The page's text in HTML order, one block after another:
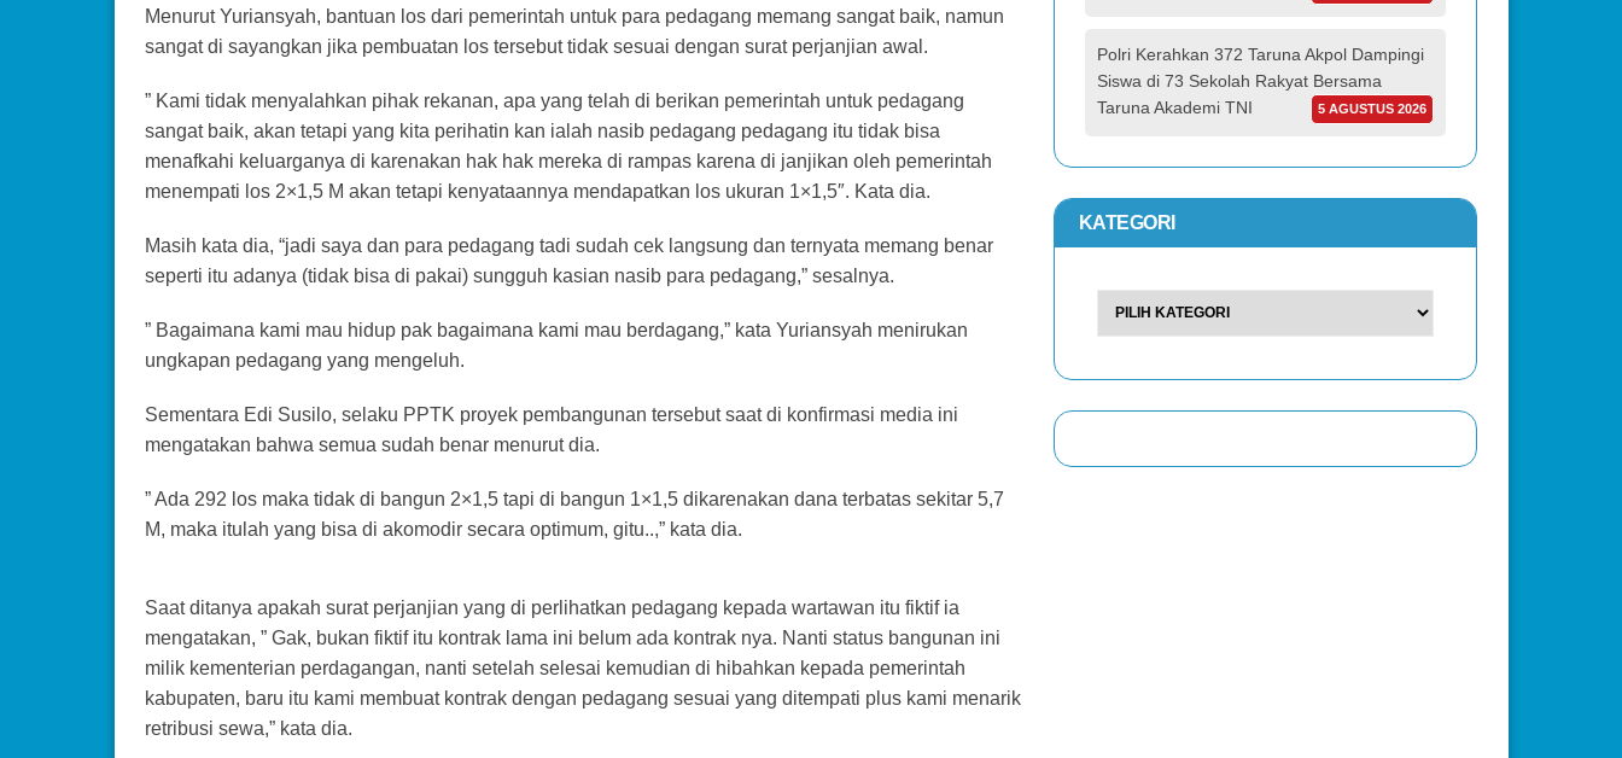
Menurut Yuriansyah, bantuan los dari pemerintah untuk para pedagang memang sangat baik, namun
sangat di sayangkan jika pembuatan los tersebut tidak sesuai dengan surat perjanjian awal.
” Kami tidak menyalahkan pihak rekanan, apa yang telah di berikan pemerintah untuk pedagang
sangat baik, akan tetapi yang kita perihatin kan ialah nasib pedagang pedagang itu tidak bisa
menafkahi keluarganya di karenakan hak hak mereka di rampas karena di janjikan oleh pemerintah
menempati los 2×1,5 M akan tetapi kenyataannya mendapatkan los ukuran 1×1,5″. Kata dia.
Masih kata dia, “jadi saya dan para pedagang tadi sudah cek langsung dan ternyata memang benar
seperti itu adanya (tidak bisa di pakai) sungguh kasian nasib para pedagang,” sesalnya.
” Bagaimana kami mau hidup pak bagaimana kami mau berdagang,” kata Yuriansyah menirukan
ungkapan pedagang yang mengeluh.
Sementara Edi Susilo, selaku PPTK proyek pembangunan tersebut saat di konfirmasi media ini
mengatakan bahwa semua sudah benar menurut dia.
” Ada 292 los maka tidak di bangun 2×1,5 tapi di bangun 1×1,5 dikarenakan dana terbatas sekitar 5,7
M, maka itulah yang bisa di akomodir secara optimum, gitu..,” kata dia.
Saat ditanya apakah surat perjanjian yang di perlihatkan pedagang kepada wartawan itu fiktif ia
mengatakan, ” Gak, bukan fiktif itu kontrak lama ini belum ada kontrak nya. Nanti status bangunan ini
milik kementerian perdagangan, nanti setelah selesai kemudian di hibahkan kepada pemerintah
kabupaten, baru itu kami membuat kontrak dengan pedagang sesuai yang ditempati plus kami menarik
retribusi sewa,” kata dia.
Polri Kerahkan 372 Taruna Akpol Dampingi
Siswa di 73 Sekolah Rakyat Bersama
Taruna Akademi TNI
5 AGUSTUS 2026
KATEGORI